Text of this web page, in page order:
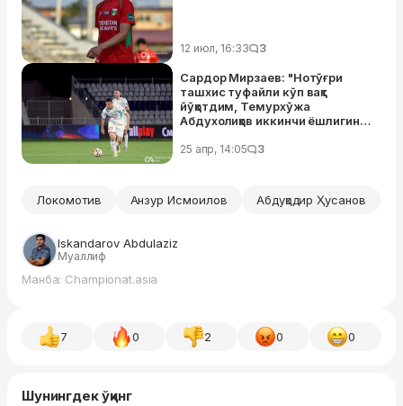
12 июл, 16:33 3
Сардор Мирзаев: "Нотўғри
ташхис туфайли кўп вақт
йўқотдим, Темурхўжа
Абдухолиқов иккинчи ёшлигини
25 апр, 14:05 3
Локомотив Анзур Исмоилов Абдуқодир Ҳусанов
Iskandarov Abdulaziz
Муаллиф
Манба: Championat.asia
7 0 2 0 0
Шунингдек ўқинг